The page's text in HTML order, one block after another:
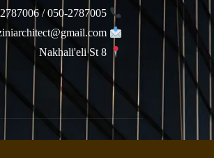
050-2787005 / 050-2787006
ziniarchitect@gmail.com
Nakhali'eli St 8